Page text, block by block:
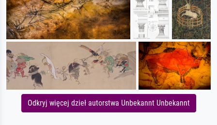
Odkryj więcej dzieł autorstwa Unbekannt Unbekannt